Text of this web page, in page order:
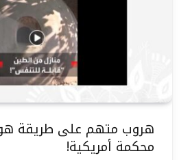
هروب متهم على طريقة
محكمة أمريكية!